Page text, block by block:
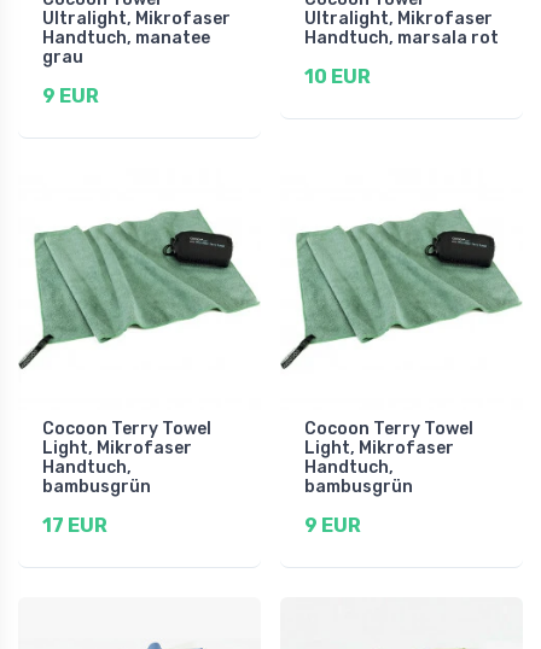
Ultralight, Mikrofaser
Handtuch, manatee
grau
9 EUR
Ultralight, Mikrofaser
Handtuch, marsala rot
10 EUR
Cocoon Terry Towel
Light, Mikrofaser
Handtuch,
bambusgrün
17 EUR
Cocoon Terry Towel
Light, Mikrofaser
Handtuch,
bambusgrün
9 EUR